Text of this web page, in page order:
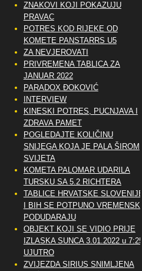
ZNAKOVI KOJI POKAZUJU
PRAVAC
POTRES KOD RIJEKE OD
KOMETE PANSTARRS U5
ZA NEVJEROVATI
PRIVREMENA TABLICA ZA
JANUAR 2022
PARADOX ĐOKOVIĆ
INTERVIEW
KINESKI POTRES, PUCNJAVA I
ZDRAVA PAMET
POGLEDAJTE KOLIČINU
SNIJEGA KOJA JE PALA ŠIROM
SVIJETA
KOMETA PALOMAR UDARILA
TURSKU SA 5.2 RICHTERA
TABLICE HRVATSKE SLOVENIJE
I BIH SE POTPUNO VREMENSKI
PODUDARAJU
OBJEKT KOJI SE VIDIO PRIJE
IZLASKA SUNCA 3.01.2022 u 7:25
UJUTRO
ZVIJEZDA SIRIUS SNIMLJENA